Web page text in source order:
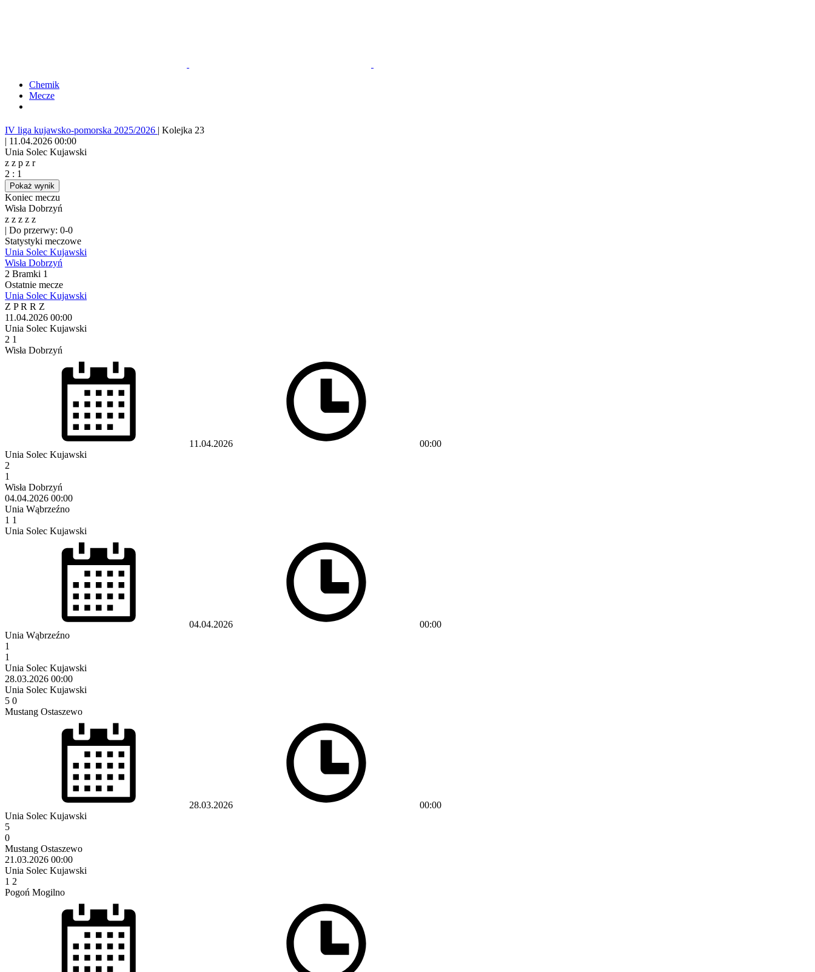
Chemik
Mecze
IV liga kujawsko-pomorska 2025/2026 | Kolejka 23
| 11.04.2026 00:00
Unia Solec Kujawski
z z p z r
2 : 1
Pokaż wynik
Koniec meczu
Wisła Dobrzyń
z z z z z
| Do przerwy: 0-0
Statystyki meczowe
Unia Solec Kujawski
Wisła Dobrzyń
2 Bramki 1
Ostatnie mecze
Unia Solec Kujawski
Z PR R Z
11.04.2026 00:00
Unia Solec Kujawski
2 1
Wisła Dobrzyń
11.04.2026
00:00
Unia Solec Kujawski
2
1
Wisła Dobrzyń
04.04.2026 00:00
Unia Wąbrzeźno
1 1
Unia Solec Kujawski
04.04.2026
00:00
Unia Wąbrzeźno
1
1
Unia Solec Kujawski
28.03.2026 00:00
Unia Solec Kujawski
5 0
Mustang Ostaszewo
28.03.2026
00:00
Unia Solec Kujawski
5
0
Mustang Ostaszewo
21.03.2026 00:00
Unia Solec Kujawski
1 2
Pogoń Mogilno